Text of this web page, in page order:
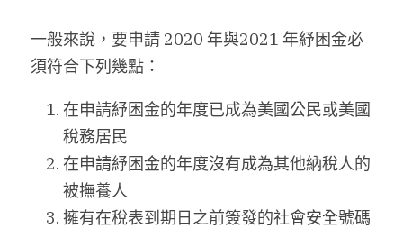
简体中文
一般來說，要申請 2020 年與2021 年紓困金必
須符合下列幾點：
在申請紓困金的年度已成為美國公民或美國
稅務居民
在申請紓困金的年度沒有成為其他納稅人的
被撫養人
擁有在稅表到期日之前簽發的社會安全號碼